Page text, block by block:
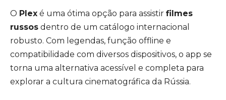
O Plex é uma ótima opção para assistir filmes
russos dentro de um catálogo internacional
robusto. Com legendas, função offline e
compatibilidade com diversos dispositivos, o app se
torna uma alternativa acessível e completa para
explorar a cultura cinematográfica da Rússia.